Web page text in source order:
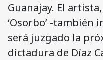
Guanajay. El
‘Osorbo’ -también
será juzgado la
dictadura de Díaz